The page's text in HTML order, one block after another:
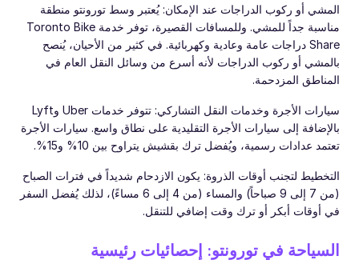
المشي أو ركوب الدراجات عند الإمكان: يُعتبر وسط تورونتو منطقة
مناسبة جداً للمشي. وللمسافات القصيرة، توفر خدمة Toronto Bike
Share دراجات عامة وعادية وكهربائية. في كثير من الأحيان، يُنصح
بالمشي أو ركوب الدراجات لأنه أسرع من وسائل النقل العام في
المناطق المزدحمة.
سيارات الأجرة وخدمات النقل التشاركي: تتوفر خدمات Uber وLyft
بالإضافة إلى سيارات الأجرة التقليدية على نطاق واسع. سيارات الأجرة
تعتمد عدادات رسمية، ويُفضل ترك بقشيش يتراوح بين 10% و15%.
التخطيط لتجنب أوقات الذروة: يكون الازدحام شديداً في فترات الصباح
(من 7 إلى 9 صباحاً) والمساء (من 4 إلى 6 مساءً)، لذلك يُفضل السفر
في أوقات أبكر أو ترك وقت إضافي للتنقل.
السياحة في تورونتو: إحصائيات رئيسية